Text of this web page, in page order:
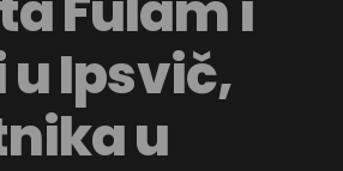
u Ipsvič,
u